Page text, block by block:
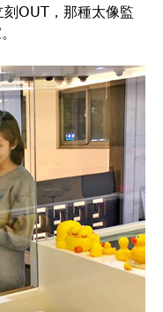
刻OUT，那種太像監